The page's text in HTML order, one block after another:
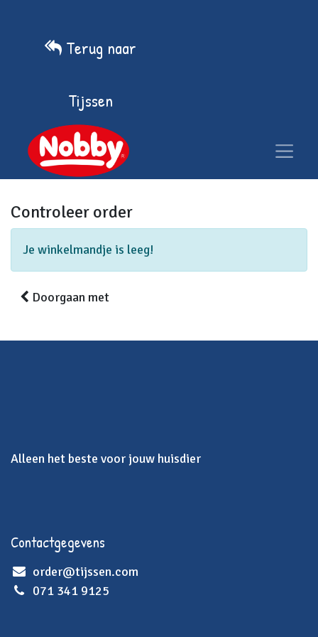
Terug naar
Tijssen
Controleer order​
Je winkelmandje is leeg!
Doorgaan met
Alleen het beste voor jouw huisdier
Contactgegevens
order@tijssen.com
071 341 9125​